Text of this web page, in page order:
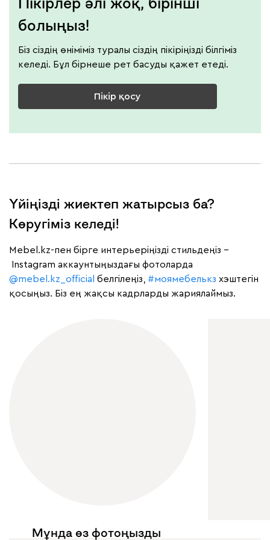
Пікірлер әлі жоқ, бірінші
болыңыз!
Біз сіздің өніміміз туралы сіздің пікіріңізді білгіміз
келеді. Бұл бірнеше рет басуды қажет етеді.
Пікір қосу
Үйіңізді жиектеп жатырсыз ба?
Көругіміз келеді!
Mebel.kz-пен бірге интерьеріңізді стильдеңіз –
Instagram аккаунтыңыздағы фотоларда
@mebel.kz_official белгілеңіз, #моямебелькз хэштегін
қосыңыз. Біз ең жақсы кадрларды жариялаймыз.
Мұнда өз фотоңызды